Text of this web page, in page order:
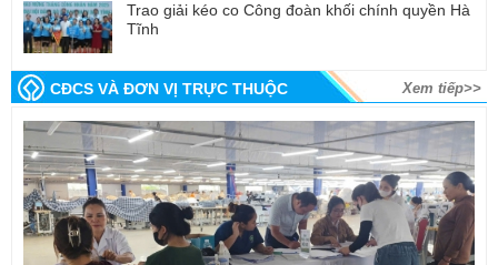
Trao giải kéo co Công đoàn khối chính quyền Hà
Tĩnh
CĐCS VÀ ĐƠN VỊ TRỰC THUỘC Xem tiếp>>